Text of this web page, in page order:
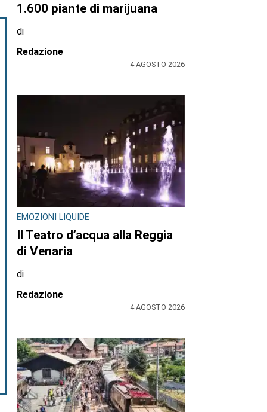
1.600 piante di marijuana
di
Redazione
4 AGOSTO 2026
EMOZIONI LIQUIDE
Il Teatro d’acqua alla Reggia
di Venaria
di
Redazione
4 AGOSTO 2026